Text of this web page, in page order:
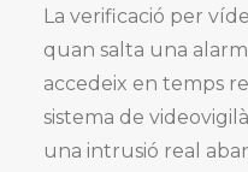
La verificació per
quan salta una
accedeix en temps
sistema de
una intrusió real